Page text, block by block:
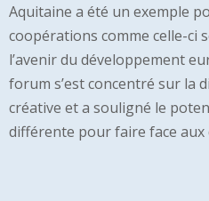
Aquitaine a été un exemple
coopérations comme celle-ci
l’avenir du développement
forum s’est concentré sur la
créative et a souligné le
différente pour faire face aux